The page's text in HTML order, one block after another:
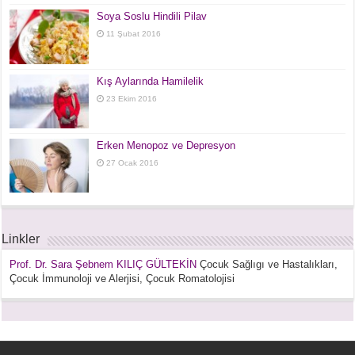
Soya Soslu Hindili Pilav
11 Şubat 2016
Kış Aylarında Hamilelik
23 Ekim 2016
Erken Menopoz ve Depresyon
27 Ocak 2016
Linkler
Prof. Dr. Sara Şebnem KILIÇ GÜLTEKİN Çocuk Sağlıgı ve Hastalıkları,
Çocuk İmmunoloji ve Alerjisi, Çocuk Romatolojisi